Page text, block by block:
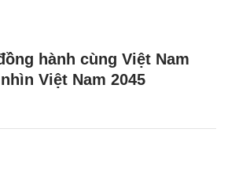
hành cùng Việt Nam
Việt Nam 2045